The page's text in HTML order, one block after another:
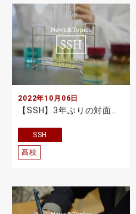
2022年10月06日
【SSH】3年ぶりの対面実施、JSSF20回記念大会は世界18の国と地域から
SSH
高校